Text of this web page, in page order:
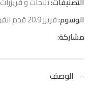
الوسوم:فريزر 20.9 قدم انفرتر
مشاركة:
الوصف